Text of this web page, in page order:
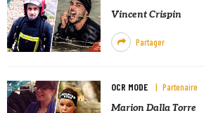
Vincent Crispin
Partager
OCR MODE Partenaire
Marion Dalla Torre